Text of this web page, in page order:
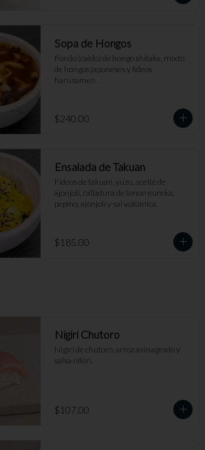
Sopa de Hongos
Fondo (caldo) de hongo shitake, mixto
de hongos japoneses y fideos
harusamen.
$240.00
Ensalada de Takuan
Fideos de takuan, yuzu, aceite de
ajonjolí, ralladura de limon eureka,
pepino, ajonjolí y sal volcanica.
$185.00
Nigiri Chutoro
Nigiri de chutoro, arroz avinagrado y
salsa nikiri.
$107.00